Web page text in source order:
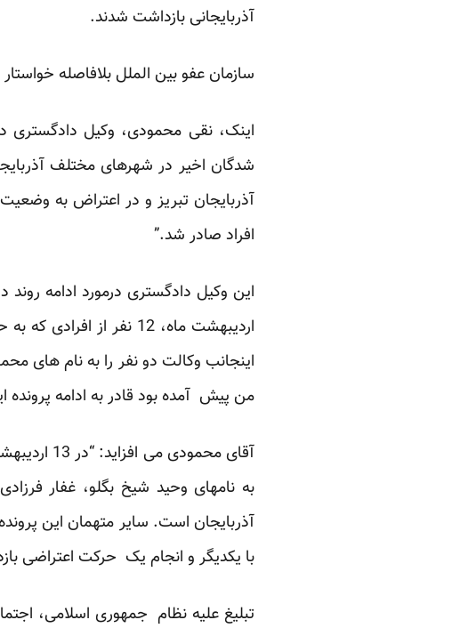
آذربایجانی بازداشت شدند.
سازمان عفو بین الملل بلافاصله
اینک، نقی محمودی، وکیل دادگستری
آذربایجان تبریز و در اعتراض به
افراد صادر شد.”
اردیبهشت ماه، 12 نفر
اینجانب وکالت دو نفر را به نام های
من پیش آمده بود قادر به ادامه پرونده
آقای
به نامهای وحید شیخ بگلو، غفار
آذربایجان است. سایر متهمان این
با یکدیگر و انجام یک حرکت اعتراضی
تبلیغ علیه نظام جمهوری اسلامی،